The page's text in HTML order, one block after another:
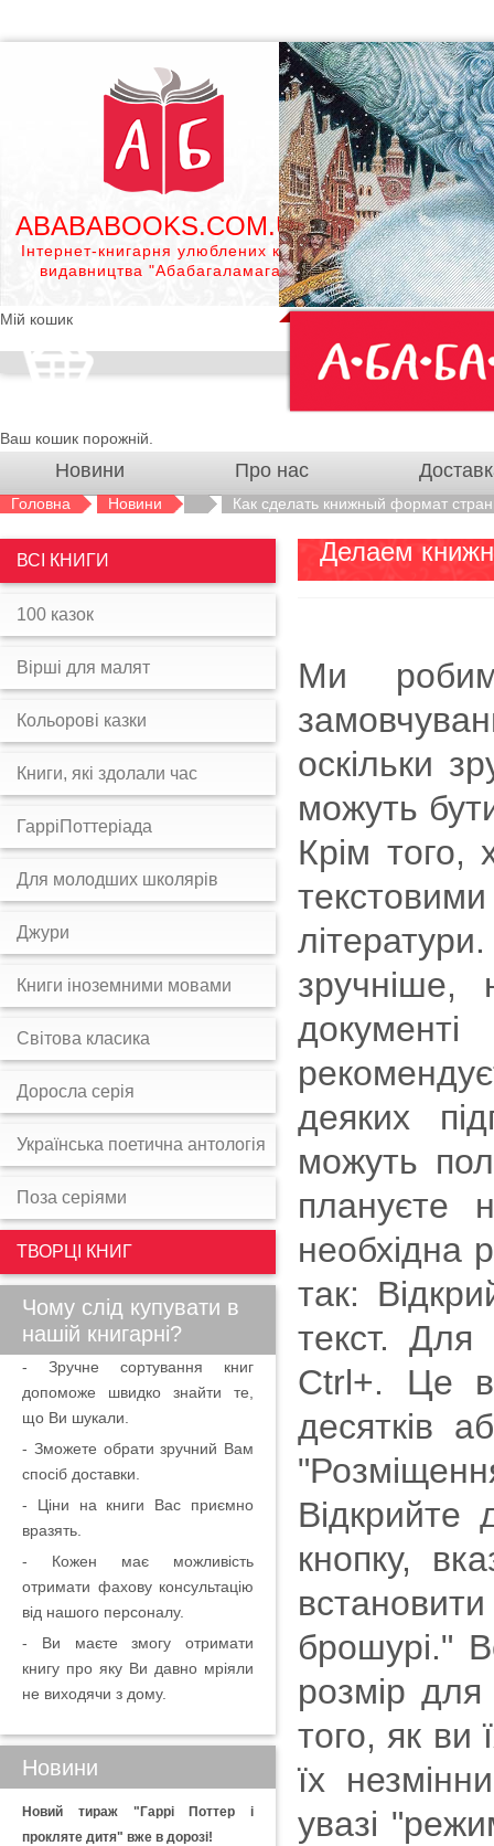
ABABABOOKS.COM.UA
Інтернет-книгарня улюблених книг
видавництва "Абабагаламага"
Мій кошик
Ваш кошик порожній.
Новини Про нас
Головна Новини Как сделать книжный формат
Делаем
Ми
оскільки
можуть
Крім того,
деяких
можуть
плануєте
необхідна
так:
текст. Для
Ctrl+. Це
десятків
Відкрийте
кнопку,
брошурі."
розмір для
того, як ви
їх
увазі
ВСІ КНИГИ
100 казок
Вірші для малят
Кольорові казки
Книги, які здолали час
ГарріПоттеріада
Для молодших школярів
Джури
Книги іноземними мовами
Світова класика
Доросла серія
Українська поетична антологія
Поза серіями
ТВОРЦІ КНИГ
Чому слід купувати в
нашій книгарні?
- Зручне сортування книг
допоможе швидко знайти те,
що Ви шукали.
- Зможете обрати зручний Вам
спосіб доставки.
- Ціни на книги Вас приємно
вразять.
- Кожен має можливість
отримати фахову консультацію
від нашого персоналу.
- Ви маєте змогу отримати
книгу про яку Ви давно мріяли
не виходячи з дому.
Новини
Новий тираж "Гаррі Поттер і
прокляте дитя" вже в дорозі!